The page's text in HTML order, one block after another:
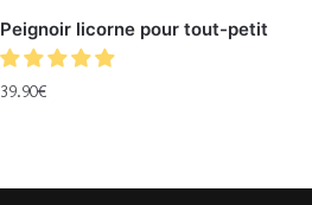
Peignoir licorne pour tout-petit
39.90€